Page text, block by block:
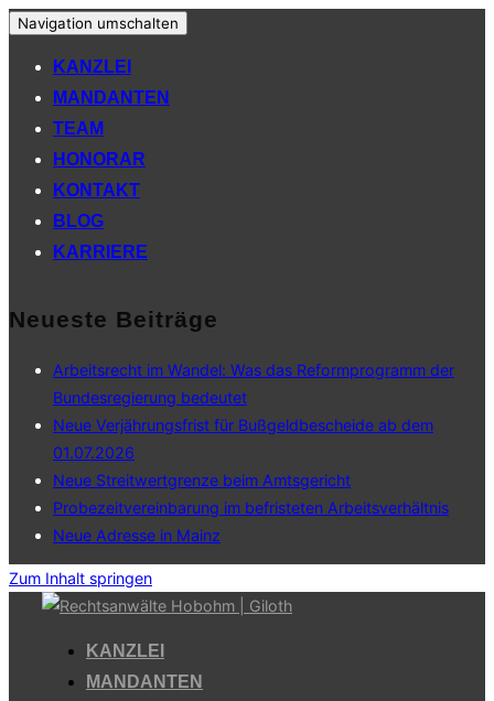
Navigation umschalten
KANZLEI
MANDANTEN
TEAM
HONORAR
KONTAKT
BLOG
KARRIERE
Neueste Beiträge
Arbeitsrecht im Wandel: Was das Reformprogramm der
Bundesregierung bedeutet
Neue Verjährungsfrist für Bußgeldbescheide ab dem
01.07.2026
Neue Streitwertgrenze beim Amtsgericht
Probezeitvereinbarung im befristeten Arbeitsverhältnis
Neue Adresse in Mainz
Zum Inhalt springen
KANZLEI
MANDANTEN